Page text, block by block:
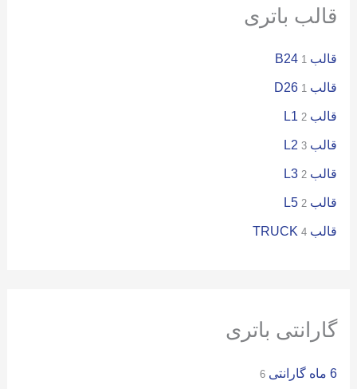
قالب باتری
قالب B24 1
قالب D26 1
قالب L1 2
قالب L2 3
قالب L3 2
قالب L5 2
قالب TRUCK 4
گارانتی باتری
6 ماه گارانتی 6